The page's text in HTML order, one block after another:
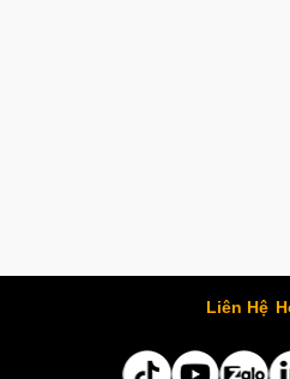
Liên Hệ